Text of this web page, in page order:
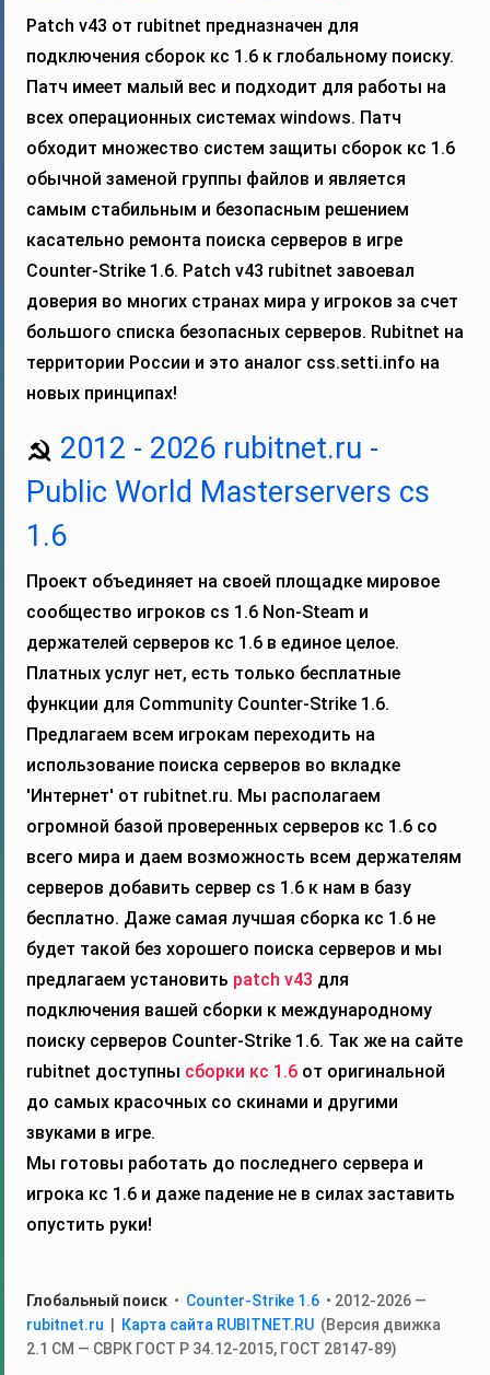
Patch v43 от rubitnet предназначен для
подключения сборок кс 1.6 к глобальному поиску.
Патч имеет малый вес и подходит для работы на
всех операционных системах windows. Патч
обходит множество систем защиты сборок кс 1.6
обычной заменой группы файлов и является
самым стабильным и безопасным решением
касательно ремонта поиска серверов в игре
Counter-Strike 1.6. Patch v43 rubitnet завоевал
доверия во многих странах мира у игроков за счет
большого списка безопасных серверов. Rubitnet на
территории России и это аналог css.setti.info на
новых принципах!
2012 - 2026 rubitnet.ru -
Public World Masterservers cs
1.6
Проект объединяет на своей площадке мировое
сообщество игроков cs 1.6 Non-Steam и
держателей серверов кс 1.6 в единое целое.
Платных услуг нет, есть только бесплатные
функции для Community Counter-Strike 1.6.
Предлагаем всем игрокам переходить на
использование поиска серверов во вкладке
'Интернет' от rubitnet.ru. Мы располагаем
огромной базой проверенных серверов кс 1.6 со
всего мира и даем возможность всем держателям
серверов добавить сервер cs 1.6 к нам в базу
бесплатно. Даже самая лучшая сборка кс 1.6 не
будет такой без хорошего поиска серверов и мы
предлагаем установить patch v43 для
подключения вашей сборки к международному
поиску серверов Counter-Strike 1.6. Так же на сайте
rubitnet доступны сборки кс 1.6 от оригинальной
до самых красочных со скинами и другими
звуками в игре.
Мы готовы работать до последнего сервера и
игрока кс 1.6 и даже падение не в силах заставить
опустить руки!
Глобальный поиск • Counter-Strike 1.6 • 2012-2026 —
rubitnet.ru
Карта сайта RUBITNET.RU (Версия движка
2.1 СМ — СВРК ГОСТ Р 34.12‑2015, ГОСТ 28147‑89)